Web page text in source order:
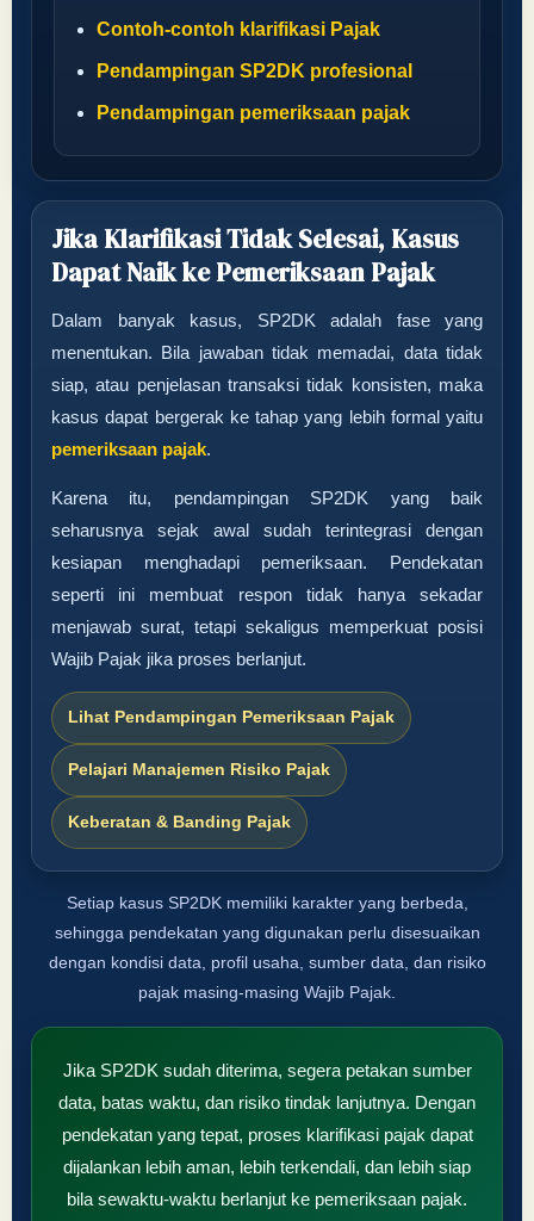
Contoh-contoh klarifikasi Pajak
Pendampingan SP2DK profesional
Pendampingan pemeriksaan pajak
Jika Klarifikasi Tidak Selesai, Kasus
Dapat Naik ke Pemeriksaan Pajak
Dalam banyak kasus, SP2DK adalah fase yang
menentukan. Bila jawaban tidak memadai, data tidak
siap, atau penjelasan transaksi tidak konsisten, maka
kasus dapat bergerak ke tahap yang lebih formal yaitu
pemeriksaan pajak.
Karena itu, pendampingan SP2DK yang baik
seharusnya sejak awal sudah terintegrasi dengan
kesiapan menghadapi pemeriksaan. Pendekatan
seperti ini membuat respon tidak hanya sekadar
menjawab surat, tetapi sekaligus memperkuat posisi
Wajib Pajak jika proses berlanjut.
Lihat Pendampingan Pemeriksaan Pajak
Pelajari Manajemen Risiko Pajak
Keberatan & Banding Pajak
Setiap kasus SP2DK memiliki karakter yang berbeda,
sehingga pendekatan yang digunakan perlu disesuaikan
dengan kondisi data, profil usaha, sumber data, dan risiko
pajak masing-masing Wajib Pajak.
Jika SP2DK sudah diterima, segera petakan sumber
data, batas waktu, dan risiko tindak lanjutnya. Dengan
pendekatan yang tepat, proses klarifikasi pajak dapat
dijalankan lebih aman, lebih terkendali, dan lebih siap
bila sewaktu-waktu berlanjut ke pemeriksaan pajak.